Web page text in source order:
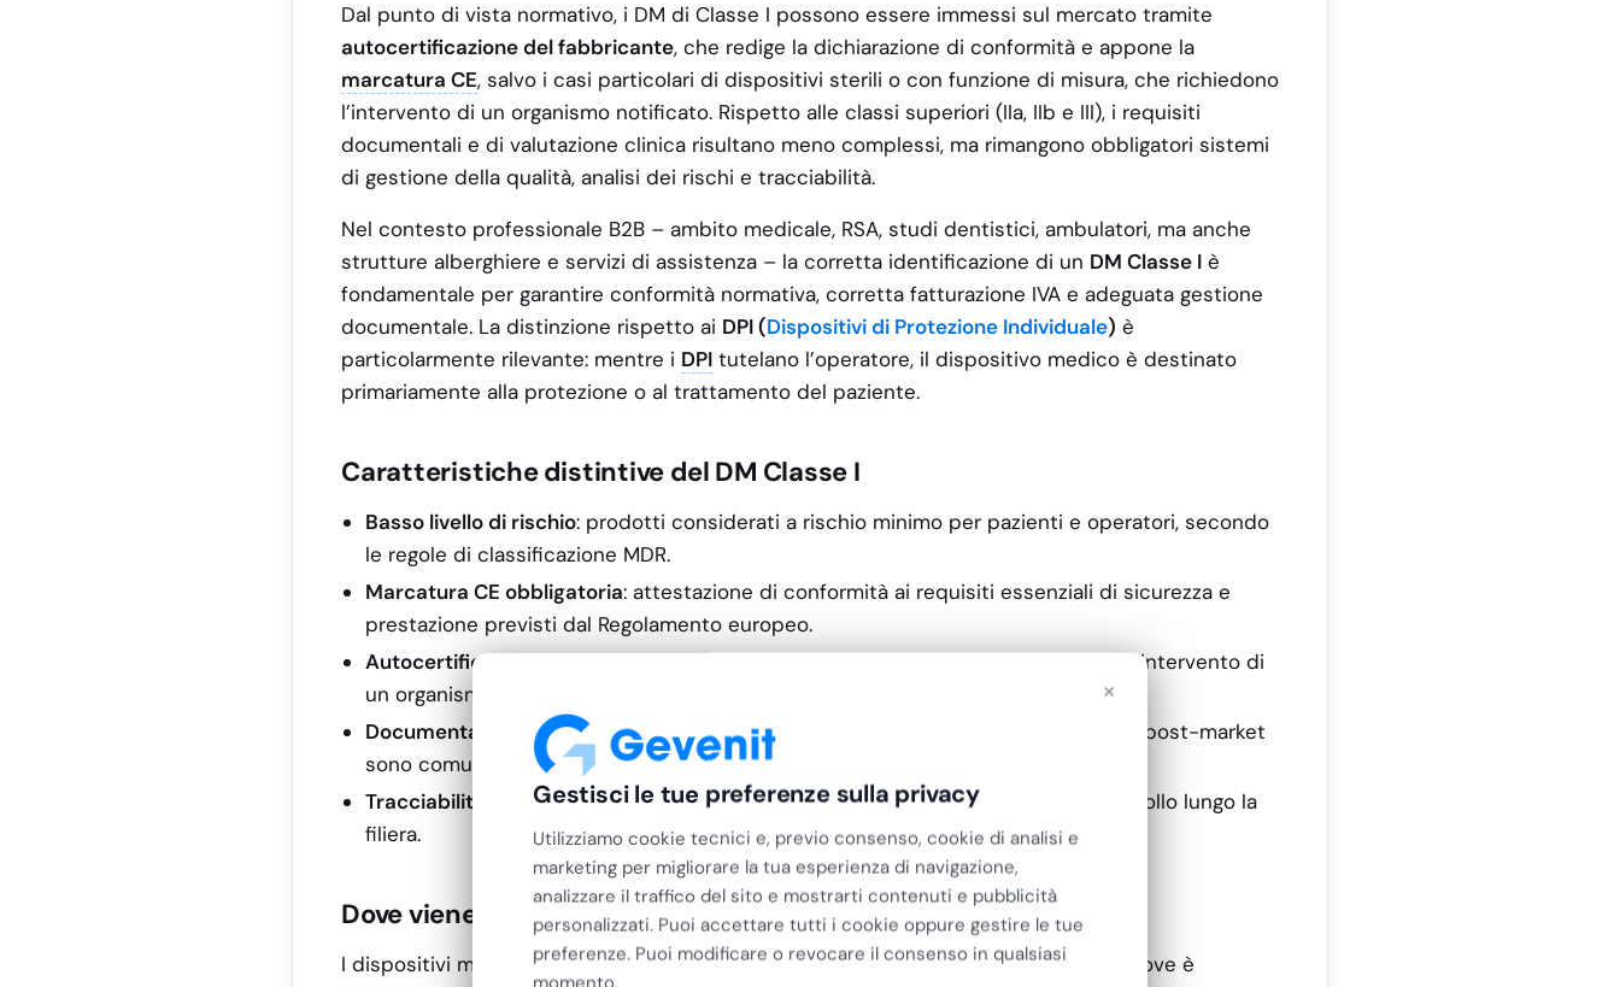
Dal punto di vista normativo, i DM di Classe I possono essere immessi sul mercato tramite
autocertificazione del fabbricante, che redige la dichiarazione di conformità e appone la
marcatura CE, salvo i casi particolari di dispositivi sterili o con funzione di misura, che richiedono
l’intervento di un organismo notificato. Rispetto alle classi superiori (IIa, IIb e III), i requisiti
documentali e di valutazione clinica risultano meno complessi, ma rimangono obbligatori sistemi
di gestione della qualità, analisi dei rischi e tracciabilità.
Nel contesto professionale B2B – ambito medicale, RSA, studi dentistici, ambulatori, ma anche
strutture alberghiere e servizi di assistenza – la corretta identificazione di un DM Classe I è
fondamentale per garantire conformità normativa, corretta fatturazione IVA e adeguata gestione
documentale. La distinzione rispetto ai DPI (Dispositivi di Protezione Individuale) è
particolarmente rilevante: mentre i DPI tutelano l’operatore, il dispositivo medico è destinato
primariamente alla protezione o al trattamento del paziente.
Caratteristiche distintive del DM Classe I
Basso livello di rischio: prodotti considerati a rischio minimo per pazienti e operatori, secondo
le regole di classificazione MDR.
Marcatura CE obbligatoria: attestazione di conformità ai requisiti essenziali di sicurezza e
prestazione previsti dal Regolamento europeo.
Autocertificazione del fabbricante: nella maggior parte dei casi non è richiesto l’intervento di
un organismo notificato.
Documentazione tecnica : fascicolo tecnico, valutazione dei rischi e sorveglianza post-market
sono comunque obbligatori.
Tracciabilità
: identificazione del prodotto, lotto e fabbricante per garantire controllo lungo la
filiera.
Dove viene utilizzato il DM Classe I
I dispositivi medici di Classe I trovano impiego in numerosi contesti professionali dove è
×
Gestisci le tue preferenze sulla privacy
Utilizziamo cookie tecnici e, previo consenso, cookie di analisi e
marketing per migliorare la tua esperienza di navigazione,
analizzare il traffico del sito e mostrarti contenuti e pubblicità
personalizzati. Puoi accettare tutti i cookie oppure gestire le tue
preferenze. Puoi modificare o revocare il consenso in qualsiasi